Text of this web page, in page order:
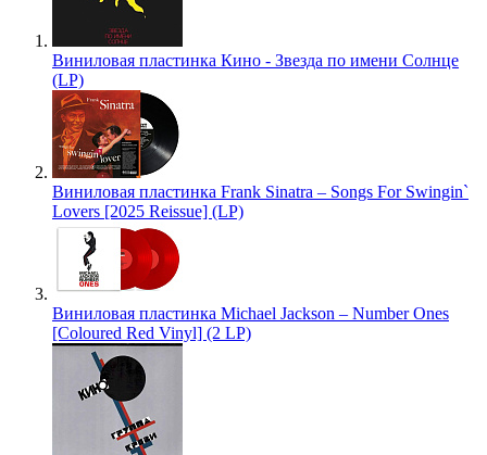
Виниловая пластинка Кино - Звезда по имени Солнце
(LP)
Виниловая пластинка Frank Sinatra – Songs For Swingin`
Lovers [2025 Reissue] (LP)
Виниловая пластинка Michael Jackson – Number Ones
[Coloured Red Vinyl] (2 LP)